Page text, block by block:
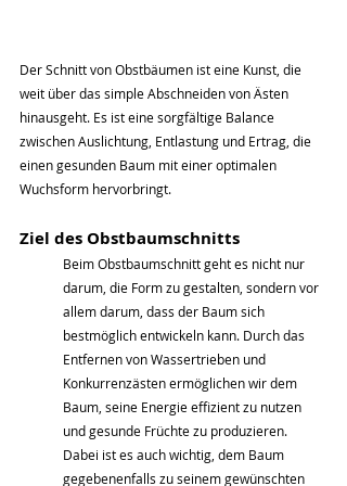
Der Schnitt von Obstbäumen ist eine Kunst, die
weit über das simple Abschneiden von Ästen
hinausgeht. Es ist eine sorgfältige Balance
zwischen Auslichtung, Entlastung und Ertrag, die
einen gesunden Baum mit einer optimalen
Wuchsform hervorbringt.
Ziel des Obstbaumschnitts
Beim Obstbaumschnitt geht es nicht nur
darum, die Form zu gestalten, sondern vor
allem darum, dass der Baum sich
bestmöglich entwickeln kann. Durch das
Entfernen von Wassertrieben und
Konkurrenzästen ermöglichen wir dem
Baum, seine Energie effizient zu nutzen
und gesunde Früchte zu produzieren.
Dabei ist es auch wichtig, dem Baum
gegebenenfalls zu seinem gewünschten